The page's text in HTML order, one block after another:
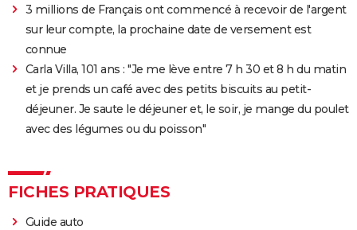
3 millions de Français ont commencé à recevoir de l'argent
sur leur compte, la prochaine date de versement est
connue
Carla Villa, 101 ans : "Je me lève entre 7 h 30 et 8 h du matin
et je prends un café avec des petits biscuits au petit-
déjeuner. Je saute le déjeuner et, le soir, je mange du poulet
avec des légumes ou du poisson"
FICHES PRATIQUES
Guide auto